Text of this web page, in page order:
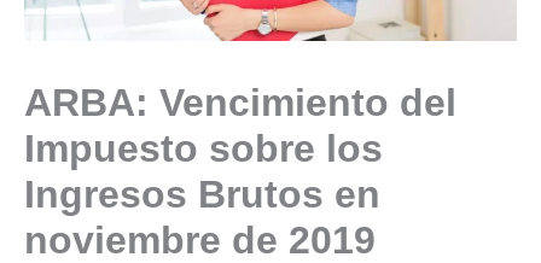
ARBA: Vencimiento del
Impuesto sobre los
Ingresos Brutos en
noviembre de 2019